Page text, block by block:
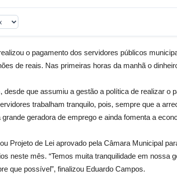
o pagamento dos servidores públicos
de reais. Nas primeiras horas da manhã o
que assumiu a gestão a política de realizar o
trabalham tranquilo, pois, sempre que a
geradora de emprego e ainda fomenta a
Projeto de Lei aprovado pela Câmara Municipal
neste mês. “Temos muita tranquilidade em
que possível”, finalizou Eduardo Campos.